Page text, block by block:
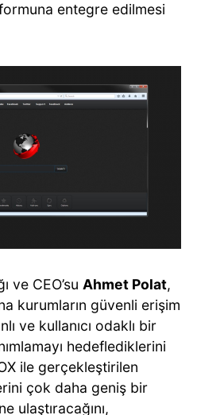
entegre edilmesi
ve CEO’su Ahmet Polat,
kurumların güvenli erişim
ve kullanıcı odaklı bir
hedeflediklerini
ile gerçekleştirilen
çok daha geniş bir
ulaştıracağını,